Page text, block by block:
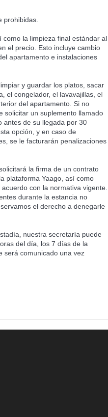
prohibidas.
como la limpieza final estándar al
el precio. Esto incluye cambio
apartamento e instalaciones
y guardar los platos, sacar
el congelador, el lavavajillas, el
del apartamento. Si no
solicitar un suplemento llamado
antes de su llegada por 30
opción, y en caso de
se le facturarán penalizaciones
la firma de un contrato
plataforma Yaago, así como
con la normativa vigente.
durante la estancia no
el derecho a denegarle
nuestra secretaría puede
del día, los 7 días de la
será comunicado una vez